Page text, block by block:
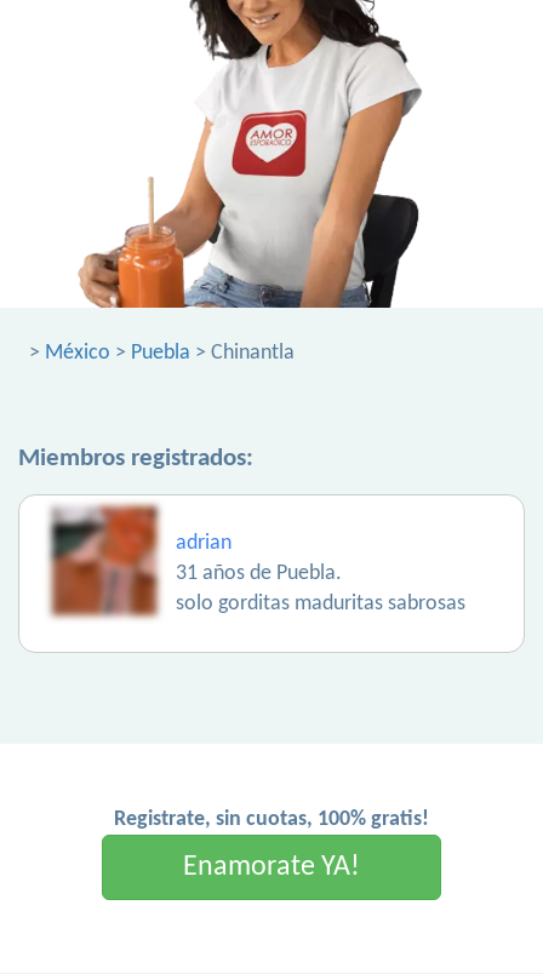
> México > Puebla > Chinantla
Miembros registrados:
adrian
31 años de Puebla.
solo gorditas maduritas sabrosas
Registrate, sin cuotas, 100% gratis!
Enamorate YA!